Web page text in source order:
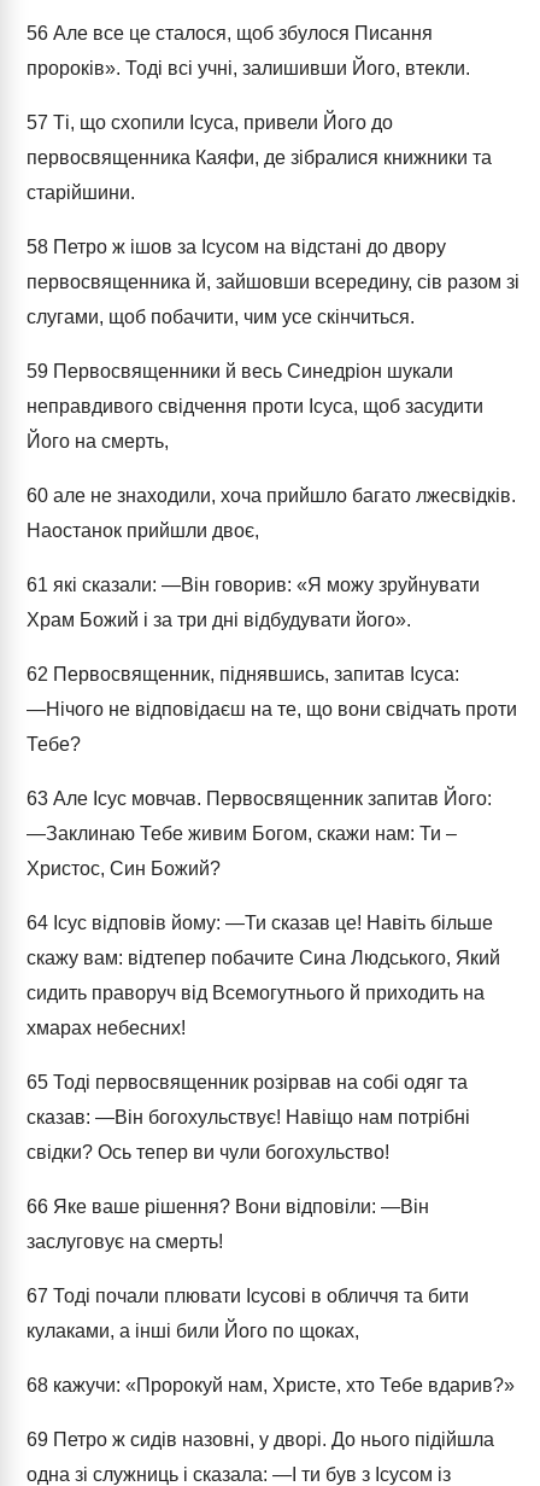
56 Але все це сталося, щоб збулося Писання
пророків». Тоді всі учні, залишивши Його, втекли.
57 Ті, що схопили Ісуса, привели Його до
первосвященника Каяфи, де зібралися книжники та
старійшини.
58 Петро ж ішов за Ісусом на відстані до двору
первосвященника й, зайшовши всередину, сів разом зі
слугами, щоб побачити, чим усе скінчиться.
59 Первосвященники й весь Синедріон шукали
неправдивого свідчення проти Ісуса, щоб засудити
Його на смерть,
60 але не знаходили, хоча прийшло багато лжесвідків.
Наостанок прийшли двоє,
61 які сказали: ―Він говорив: «Я можу зруйнувати
Храм Божий і за три дні відбудувати його».
62 Первосвященник, піднявшись, запитав Ісуса:
―Нічого не відповідаєш на те, що вони свідчать проти
Тебе?
63 Але Ісус мовчав. Первосвященник запитав Його:
―Заклинаю Тебе живим Богом, скажи нам: Ти –
Христос, Син Божий?
64 Ісус відповів йому: ―Ти сказав це! Навіть більше
скажу вам: відтепер побачите Сина Людського, Який
сидить праворуч від Всемогутнього й приходить на
хмарах небесних!
65 Тоді первосвященник розірвав на собі одяг та
сказав: ―Він богохульствує! Навіщо нам потрібні
свідки? Ось тепер ви чули богохульство!
66 Яке ваше рішення? Вони відповіли: ―Він
заслуговує на смерть!
67 Тоді почали плювати Ісусові в обличчя та бити
кулаками, а інші били Його по щоках,
68 кажучи: «Пророкуй нам, Христе, хто Тебе вдарив?»
69 Петро ж сидів назовні, у дворі. До нього підійшла
одна зі служниць і сказала: ―І ти був з Ісусом із